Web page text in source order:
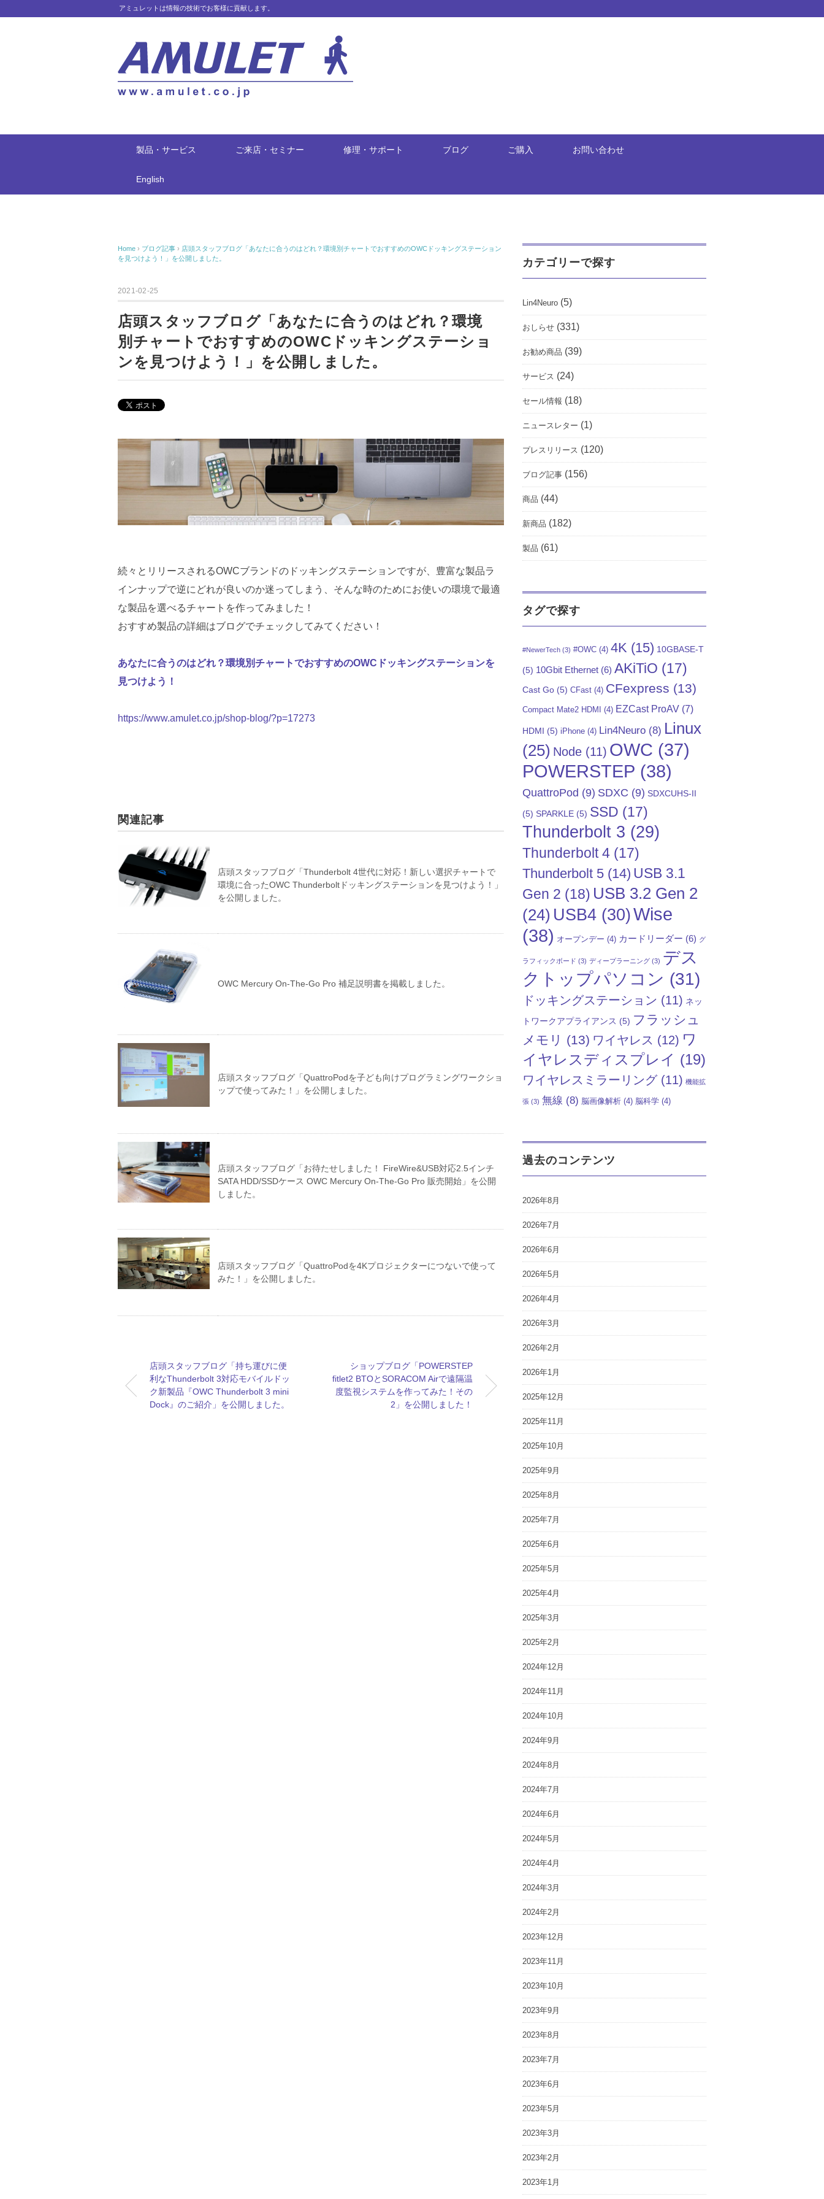
アミュレットは情報の技術でお客様に貢献します。
製品・サービス ご来店・セミナー 修理・サポート ブログ ご購入 お問い合わせ
English
Home › ブログ記事 › 店頭スタッフブログ「あなたに合うのはどれ？環境別チャートでおすすめのOWCドッキングステーション
を見つけよう！」を公開しました。
2021-02-25
店頭スタッフブログ「あなたに合うのはどれ？環境
別チャートでおすすめのOWCドッキングステーショ
ンを見つけよう！」を公開しました。
続々とリリースされるOWCブランドのドッキングステーションですが、豊富な製品ラ
インナップで逆にどれが良いのか迷ってしまう、そんな時のためにお使いの環境で最適
な製品を選べるチャートを作ってみました！
おすすめ製品の詳細はブログでチェックしてみてください！
あなたに合うのはどれ？環境別チャートでおすすめのOWCドッキングステーションを
見つけよう！
https://www.amulet.co.jp/shop-blog/?p=17273
関連記事
店頭スタッフブログ「Thunderbolt 4世代に対応！新しい選択チャートで
環境に合ったOWC Thunderboltドッキングステーションを見つけよう！」
を公開しました。
OWC Mercury On-The-Go Pro 補足説明書を掲載しました。
店頭スタッフブログ「QuattroPodを子ども向けプログラミングワークショ
ップで使ってみた！」を公開しました。
店頭スタッフブログ「お待たせしました！ FireWire&USB対応2.5インチ
SATA HDD/SSDケース OWC Mercury On-The-Go Pro 販売開始」を公開
しました。
店頭スタッフブログ「QuattroPodを4Kプロジェクターにつないで使って
みた！」を公開しました。
店頭スタッフブログ「持ち運びに便
利なThunderbolt 3対応モバイルドッ
ク新製品『OWC Thunderbolt 3 mini
Dock』のご紹介」を公開しました。
ショップブログ「POWERSTEP
fitlet2 BTOとSORACOM Airで遠隔温
度監視システムを作ってみた！その
2」を公開しました！
カテゴリーで探す
Lin4Neuro (5)
おしらせ (331)
お勧め商品 (39)
サービス (24)
セール情報 (18)
ニュースレター (1)
プレスリリース (120)
ブログ記事 (156)
商品 (44)
新商品 (182)
製品 (61)
タグで探す
#NewerTech (3) #OWC (4) 4K (15) 10GBASE-T
(5) 10Gbit Ethernet (6) AKiTiO (17)
Cast Go (5) CFast (4) CFexpress (13)
Compact Mate2 HDMI (4) EZCast ProAV (7)
HDMI (5) iPhone (4) Lin4Neuro (8) Linux
(25) Node (11) OWC (37)
POWERSTEP (38)
QuattroPod (9) SDXC (9) SDXCUHS-II
(5) SPARKLE (5) SSD (17)
Thunderbolt 3 (29)
Thunderbolt 4 (17)
Thunderbolt 5 (14) USB 3.1
Gen 2 (18) USB 3.2 Gen 2
(24) USB4 (30)Wise
(38) オープンデー (4) カードリーダー (6) グ
ラフィックボード (3) ディープラーニング (3) デス
クトップパソコン (31)
ドッキングステーション (11) ネッ
トワークアプライアンス (5) フラッシュ
メモリ (13) ワイヤレス (12) ワ
イヤレスディスプレイ (19)
ワイヤレスミラーリング(11) 機能拡
張 (3) 無線 (8) 脳画像解析 (4) 脳科学 (4)
過去のコンテンツ
2026年8月
2026年7月
2026年6月
2026年5月
2026年4月
2026年3月
2026年2月
2026年1月
2025年12月
2025年11月
2025年10月
2025年9月
2025年8月
2025年7月
2025年6月
2025年5月
2025年4月
2025年3月
2025年2月
2024年12月
2024年11月
2024年10月
2024年9月
2024年8月
2024年7月
2024年6月
2024年5月
2024年4月
2024年3月
2024年2月
2023年12月
2023年11月
2023年10月
2023年9月
2023年8月
2023年7月
2023年6月
2023年5月
2023年3月
2023年2月
2023年1月